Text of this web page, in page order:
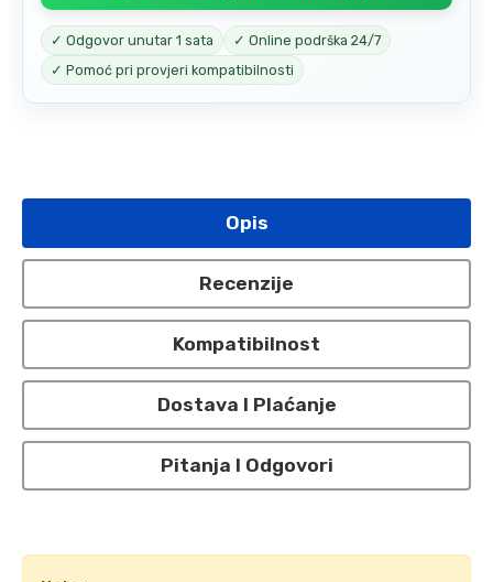
✓ Odgovor unutar 1 sata
✓ Online podrška 24/7
✓ Pomoć pri provjeri kompatibilnosti
Opis
Recenzije
Kompatibilnost
Dostava I Plaćanje
Pitanja I Odgovori